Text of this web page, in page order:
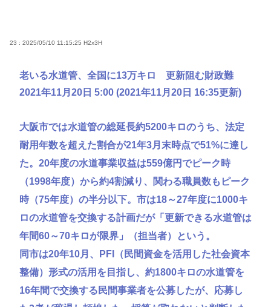
23 : 2025/05/10 11:15:25 H2x3H
老いる水道管、全国に13万キロ 更新阻む財政難
2021年11月20日 5:00 (2021年11月20日 16:35更新)
大阪市では水道管の総延長約5200キロのうち、法定
耐用年数を超えた割合が21年3月末時点で51%に達し
た。20年度の水道事業収益は559億円でピーク時
（1998年度）から約4割減り、関わる職員数もピーク
時（75年度）の半分以下。市は18～27年度に1000キ
ロの水道管を交換する計画だが「更新できる水道管は
年間60～70キロが限界」（担当者）という。
同市は20年10月、PFI（民間資金を活用した社会資本
整備）形式の活用を目指し、約1800キロの水道管を
16年間で交換する民間事業者を公募したが、応募し